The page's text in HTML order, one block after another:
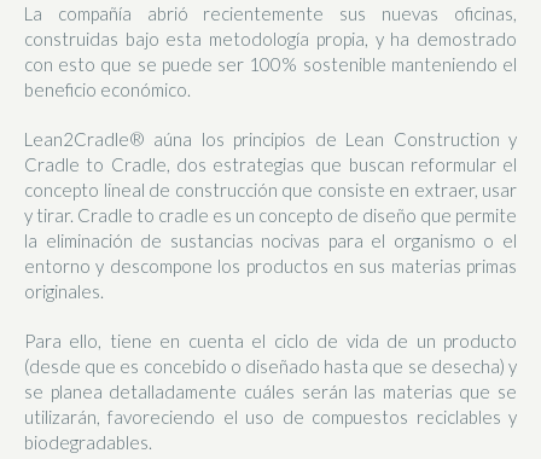
La compañía abrió recientemente sus nuevas oficinas,
construidas bajo esta metodología propia, y ha demostrado
con esto que se puede ser 100% sostenible manteniendo el
beneficio económico.
Lean2Cradle® aúna los principios de Lean Construction y
Cradle to Cradle, dos estrategias que buscan reformular el
concepto lineal de construcción que consiste en extraer, usar
y tirar. Cradle to cradle es un concepto de diseño que permite
la eliminación de sustancias nocivas para el organismo o el
entorno y descompone los productos en sus materias primas
originales.
Para ello, tiene en cuenta el ciclo de vida de un producto
(desde que es concebido o diseñado hasta que se desecha) y
se planea detalladamente cuáles serán las materias que se
utilizarán, favoreciendo el uso de compuestos reciclables y
biodegradables.